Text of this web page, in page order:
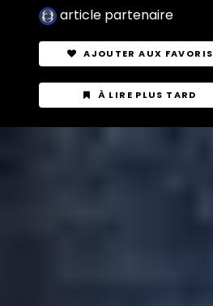
article partenaire
AJOUTER AUX FAVORIS
À LIRE PLUS TARD